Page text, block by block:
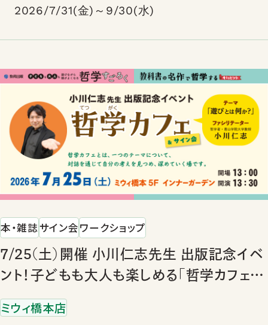
2026/7/31(金)～9/30(水)
本・雑誌サイン会ワークショップ
7/25(土）開催 小川仁志先生 出版記念イベ
ント！子どもも大人も楽しめる「哲学カフェ」
&「サイン会」
ミウィ橋本店